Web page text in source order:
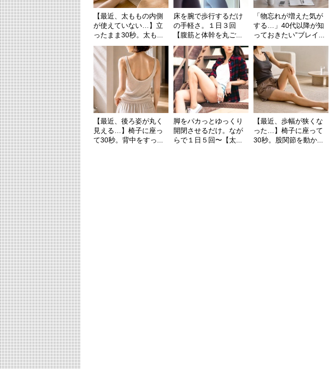
【最近、太ももの内側
が使えていない…】立
ったまま30秒。太も...
床を腕で歩行するだけ
の手軽さ。１日３回
【腹筋と体幹を丸ご...
「物忘れが増えた気が
する…」40代以降が知
っておきたい”ブレイ...
【最近、後ろ姿が丸く
見える…】椅子に座っ
て30秒。背中をすっ...
脚をパカっとゆっくり
開閉させるだけ。なが
らで１日５回〜【太...
【最近、歩幅が狭くな
った…】椅子に座って
30秒。股関節を動か...